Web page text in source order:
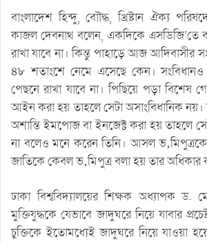
বাংলাদেশ হিন্দু, বোৗদ্ধ, খ্রিষ্টান ঐক্য
কাজল দেবনাথ বলেন, একদিকে এসডিজি’তে
রাখা যাবে না। কিন্তু পাহাড়ে আজ আদিবাসীর
৪৮ শতাংশে নেমে এসেছে কেন।
পেছনে রাখা যাবে না। পিছিয়ে পড়া বিশেষ
আইন করা হয় তাহলে সেটা অসাংবিধানিক নয়।
অশান্তি ইমপোজ বা ইনজেক্ট করা হয় তাহলে
না বলেও মনে করেন তিনি। আসল
জাতিকে কেবল ভ‚মিপুত্র বলা হয় তার
ঢাকা বিশ্ববিদ্যালয়ের শিক্ষক অধ্যাপক ড.
মুক্তিযুদ্ধকে যেভাবে জাদুঘরে নিয়ে যাবার
চুক্তিকে ইতোমধ্যেই জাদুঘরে নিয়ে যাওয়া